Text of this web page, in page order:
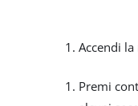
Accendi la
Premi